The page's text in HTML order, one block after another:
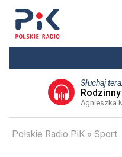
Słuchaj
Agnieszka
Polskie Radio PiK Sport